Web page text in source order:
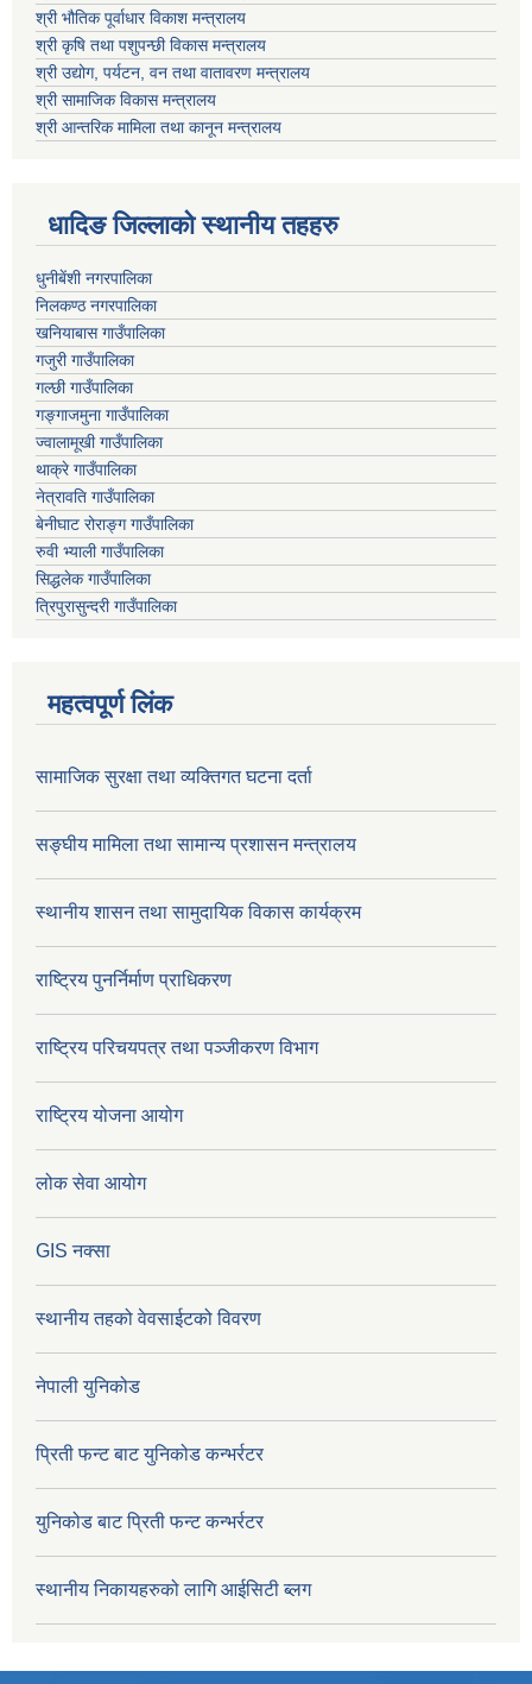
श्री भौतिक पूर्वाधार विकाश मन्त्रालय
श्री कृषि तथा पशुपन्छी विकास मन्त्रालय
श्री उद्योग, पर्यटन, वन तथा वातावरण मन्त्रालय
श्री सामाजिक विकास मन्त्रालय
श्री आन्तरिक मामिला तथा कानून मन्त्रालय
धादिङ जिल्लाकाे स्थानीय तहहरु
धुनीबेंशी नगरपालिका
निलकण्ठ नगरपालिका
खनियाबास गाउँपालिका
गजुरी गाउँपालिका
गल्छी गाउँपालिका
गङ्गाजमुना गाउँपालिका
ज्वालामूखी गाउँपालिका
थाक्रे गाउँपालिका
नेत्रावति गाउँपालिका
बेनीघाट रोराङ्ग गाउँपालिका
रुवी भ्याली गाउँपालिका
सिद्धलेक गाउँपालिका
त्रिपुरासुन्दरी गाउँपालिका
महत्वपूर्ण लिंक
सामाजिक सुरक्षा तथा व्यक्तिगत घटना दर्ता
सङ्घीय मामिला तथा सामान्य प्रशासन मन्त्रालय
स्थानीय शासन तथा सामुदायिक विकास कार्यक्रम
राष्ट्रिय पुनर्निर्माण प्राधिकरण
राष्ट्रिय परिचयपत्र तथा पञ्जीकरण विभाग
राष्ट्रिय योजना आयोग
लोक सेवा आयोग
GIS नक्सा
स्थानीय तहको वेवसाईटको विवरण
नेपाली युनिकोड
प्रिती फन्ट बाट युनिकोड कन्भर्रटर
युनिकोड बाट प्रिती फन्ट कन्भर्रटर
स्थानीय निकायहरुको लागि आईसिटी ब्लग